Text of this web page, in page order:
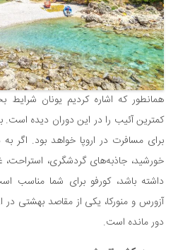
همانطور که اشاره کردیم یونان شرایط
کمترین آئیب را در این دوران دیده
برای مسافرت در اروپا خواهد بود. اگر
خورشید، جاذبه‌های گردشگری، استراحت،
داشته باشد، کورفو برای شما مناسب
دور مانده است.